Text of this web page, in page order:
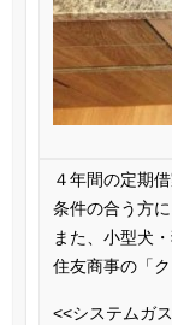
４年間の定期
条件の合う方
また、小型犬
住友商事の「
<<システムガ